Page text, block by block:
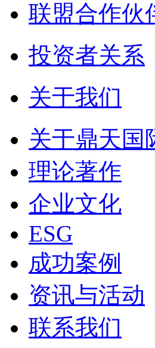
联盟合作伙
投资者关系
关于我们
关于鼎天国
理论著作
企业文化
ESG
成功案例
资讯与活动
联系我们